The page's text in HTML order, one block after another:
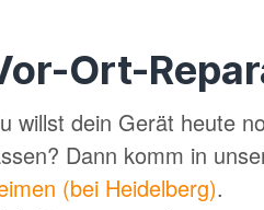
Ort-
willst dein Gerät heute
Dann komm in
(bei Heidelberg).